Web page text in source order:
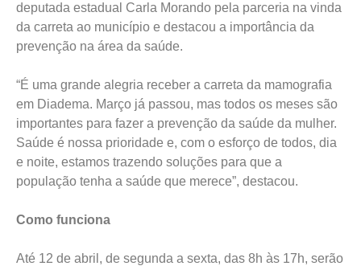
deputada estadual Carla Morando pela parceria na vinda
da carreta ao município e destacou a importância da
prevenção na área da saúde.
“É uma grande alegria receber a carreta da mamografia
em Diadema. Março já passou, mas todos os meses são
importantes para fazer a prevenção da saúde da mulher.
Saúde é nossa prioridade e, com o esforço de todos, dia
e noite, estamos trazendo soluções para que a
população tenha a saúde que merece”, destacou.
Como funciona
Até 12 de abril, de segunda a sexta, das 8h às 17h, serão